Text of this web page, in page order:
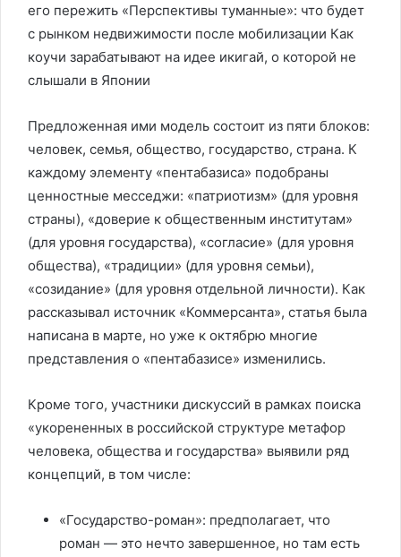
его пережить «Перспективы туманные»: что будет
с рынком недвижимости после мобилизации Как
коучи зарабатывают на идее икигай, о которой не
слышали в Японии
Предложенная ими модель состоит из пяти блоков:
человек, семья, общество, государство, страна. К
каждому элементу «пентабазиса» подобраны
ценностные месседжи: «патриотизм» (для уровня
страны), «доверие к общественным институтам»
(для уровня государства), «согласие» (для уровня
общества), «традиции» (для уровня семьи),
«созидание» (для уровня отдельной личности). Как
рассказывал источник «Коммерсанта», статья была
написана в марте, но уже к октябрю многие
представления о «пентабазисе» изменились.
Кроме того, участники дискуссий в рамках поиска
«укорененных в российской структуре метафор
человека, общества и государства» выявили ряд
концепций, в том числе:
«Государство-роман»: предполагает, что
роман — это нечто завершенное, но там есть